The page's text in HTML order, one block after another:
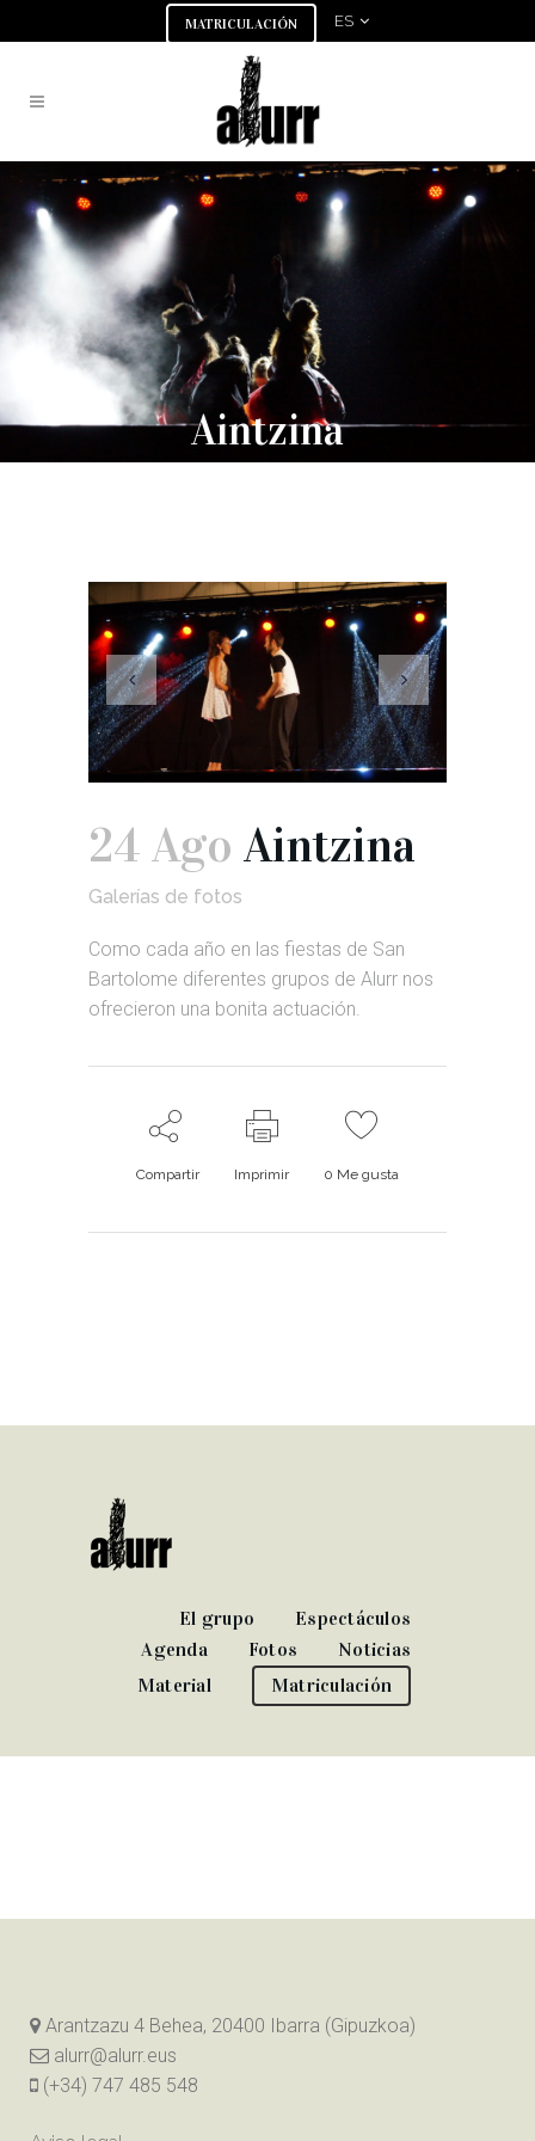
MATRICULACIÓN ES
Aintzina
24 Ago Aintzina
Galerías de fotos
Como cada año en las fiestas de San
Bartolome diferentes grupos de Alurr nos
ofrecieron una bonita actuación.
Compartir Imprimir 0 Me gusta
El grupo
Espectáculos
Agenda
Fotos
Noticias
Material
Matriculación
Arantzazu 4 Behea, 20400 Ibarra (Gipuzkoa)
alurr@alurr.eus
(+34) 747 485 548